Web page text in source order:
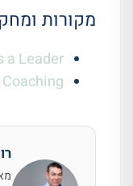
מקורות
a Leader